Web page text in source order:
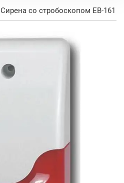
Сирена со стробоскопом EB-161